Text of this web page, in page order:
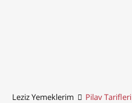
Leziz Yemeklerim Pilav Tarifleri